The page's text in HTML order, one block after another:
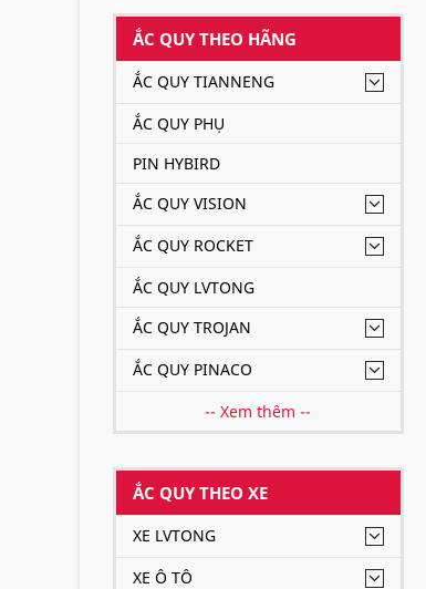
ẮC QUY THEO HÃNG
ẮC QUY TIANNENG
ẮC QUY PHỤ
PIN HYBIRD
ẮC QUY VISION
ẮC QUY ROCKET
ẮC QUY LVTONG
ẮC QUY TROJAN
ẮC QUY PINACO
-- Xem thêm --
ẮC QUY THEO XE
XE LVTONG
XE Ô TÔ